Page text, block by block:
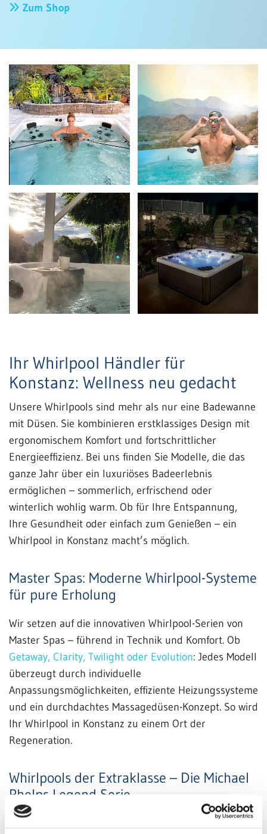
 Zum Shop
Ihr Whirlpool Händler für
Konstanz: Wellness neu gedacht
Unsere Whirlpools sind mehr als nur eine Badewanne
mit Düsen. Sie kombinieren erstklassiges Design mit
ergonomischem Komfort und fortschrittlicher
Energieeffizienz. Bei uns finden Sie Modelle, die das
ganze Jahr über ein luxuriöses Badeerlebnis
ermöglichen – sommerlich, erfrischend oder
winterlich wohlig warm. Ob für Ihre Entspannung,
Ihre Gesundheit oder einfach zum Genießen – ein
Whirlpool in Konstanz macht’s möglich.
Master Spas: Moderne Whirlpool-Systeme
für pure Erholung
Wir setzen auf die innovativen Whirlpool-Serien von
Master Spas – führend in Technik und Komfort. Ob
Getaway, Clarity, Twilight oder Evolution: Jedes Modell
überzeugt durch individuelle
Anpassungsmöglichkeiten, effiziente Heizungssysteme
und ein durchdachtes Massagedüsen-Konzept. So wird
Ihr Whirlpool in Konstanz zu einem Ort der
Regeneration.
Whirlpools der Extraklasse – Die Michael
Phelps Legend Serie
sind das Ergebnis einer